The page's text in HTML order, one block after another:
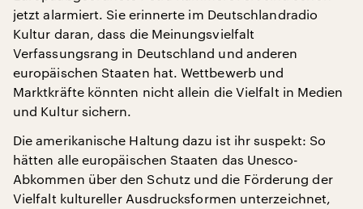
jetzt alarmiert. Sie erinnerte im Deutschlandradio
Kultur daran, dass die Meinungsvielfalt
Verfassungsrang in Deutschland und anderen
europäischen Staaten hat. Wettbewerb und
Marktkräfte könnten nicht allein die Vielfalt in Medien
und Kultur sichern.
Die amerikanische Haltung dazu ist ihr suspekt: So
hätten alle europäischen Staaten das Unesco-
Abkommen über den Schutz und die Förderung der
Vielfalt kultureller Ausdrucksformen unterzeichnet,